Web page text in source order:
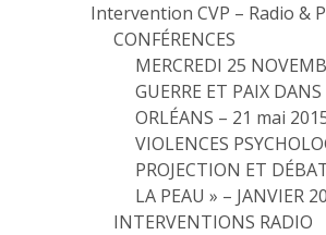
Intervention CVP – Radio &
CONFÉRENCES
MERCREDI 25
GUERRE ET PAIX
ORLÉANS – 21 mai
VIOLENCES
PROJECTION ET
LA PEAU » – JANVIER
INTERVENTIONS RADIO